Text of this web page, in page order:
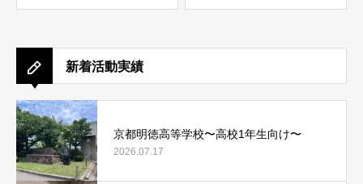
新着活動実績
京都明徳高等学校〜高校1年生向け〜
2026.07.17